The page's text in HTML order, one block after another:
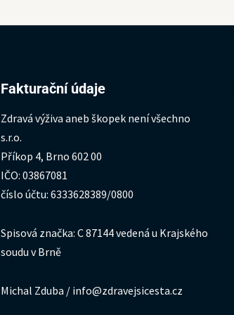
Fakturační údaje
Zdravá výživa aneb škopek není všechno
s.r.o.
Příkop 4, Brno 602 00
IČO: 03867081
číslo účtu: 6333628389/0800
Spisová značka: C 87144 vedená u Krajského
soudu v Brně
Michal Zduba / info@zdravejsicesta.cz